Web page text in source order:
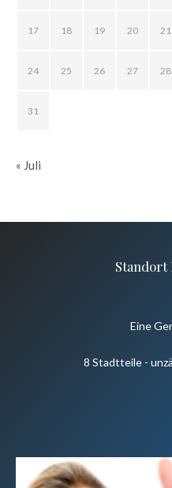
17 18 19 20 21
24 25 26 27 28
31
« Juli
Standort
Eine
8 Stadtteile -